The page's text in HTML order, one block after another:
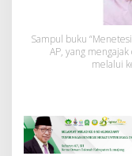
s
i
d
a
n
K
Sampul buku
AP, yang
melalui